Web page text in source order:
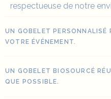
respectueuse de notre
UN GOBELET
VOTRE ÉVÉNEMENT.
UN GOBELET BIOSOURCÉ
QUE POSSIBLE.